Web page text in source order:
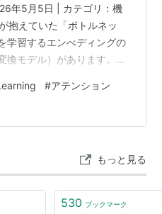
年5月5日 | カテゴリ：機
抱えていた「ボトルネッ
学習するエンべディングの
換モデル）があります。し
長ベクトル」に無理やり
していました。 しかし、
りました。文章が長くな
まうのです。これを「長
#アテンション
もっと見る
530 ブックマーク